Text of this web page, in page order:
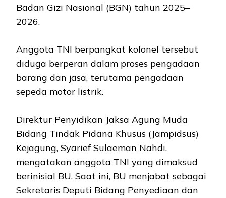
Badan Gizi Nasional (BGN) tahun 2025–
2026.
Anggota TNI berpangkat kolonel tersebut
diduga berperan dalam proses pengadaan
barang dan jasa, terutama pengadaan
sepeda motor listrik.
Direktur Penyidikan Jaksa Agung Muda
Bidang Tindak Pidana Khusus (Jampidsus)
Kejagung, Syarief Sulaeman Nahdi,
mengatakan anggota TNI yang dimaksud
berinisial BU. Saat ini, BU menjabat sebagai
Sekretaris Deputi Bidang Penyediaan dan